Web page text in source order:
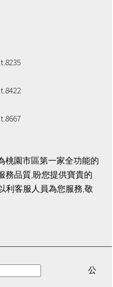
桃園市區第一家全功能的
務品質,盼您提供寶貴的
利客服人員為您服務,敬
公